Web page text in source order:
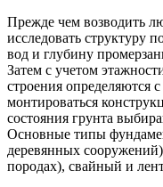
Прежде чем возводить
исследовать структуру
вод и глубину
Затем с учетом
строения определяются
монтироваться
состояния грунта
Основные типы
деревянных
породах), свайный и